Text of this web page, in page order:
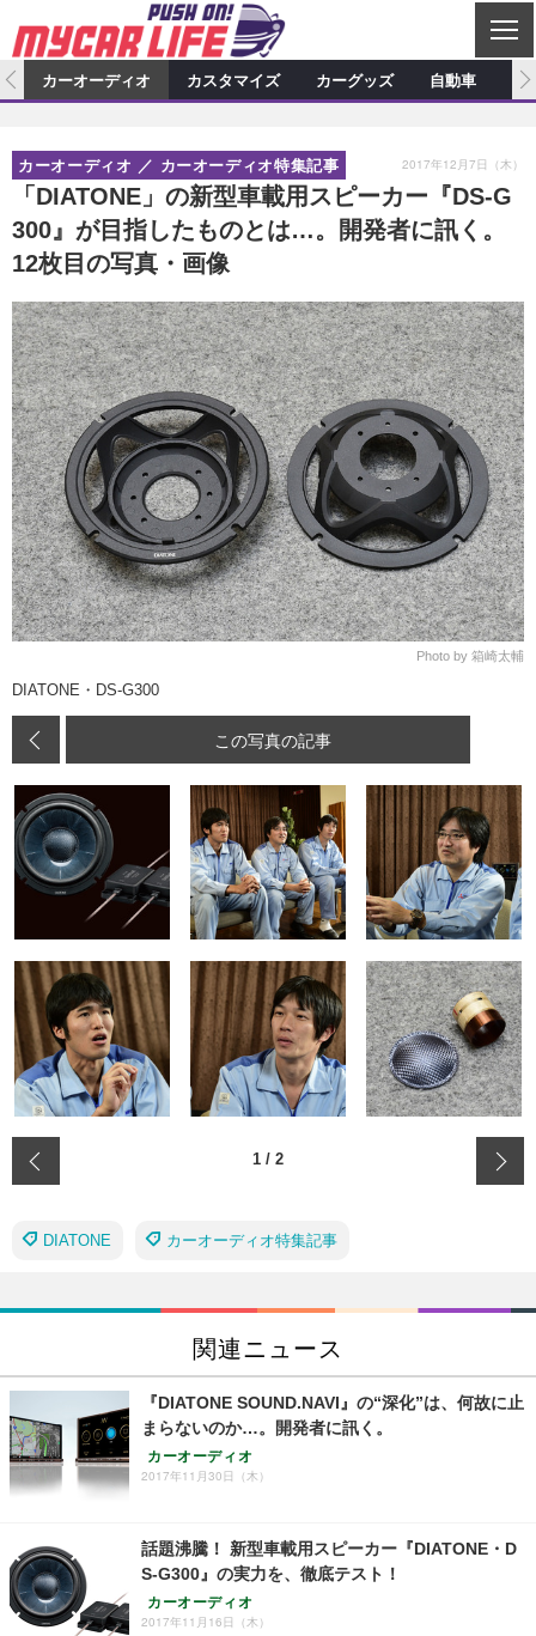
C
L
S
E
カーオーディオ
プロショップ検索 ショップ訪問記
カーオーディオニュース デモカー製作記
その他
カスタマイズ特集記事 カスタマイズ新製品情報
カスタマイズニュース
カーグッズ
カーグッズ特集記事 カーグッズ新製品情報
カーグッズニュース
自動車
スクープ
カーオーディオ カスタマイズ カーグッズ 自動車
「DIATONE」の新型車載用スピーカー『DS-G
300』が目指したものとは…。開発者に訊く。
12枚目の写真・画像
カーオーディオ カーオーディオ特集記事 2017年12月7日（木）
Photo by 箱崎太輔
DIATONE・DS-G300
この写真の記事
1 / 2
DIATONE カーオーディオ特集記事
関連ニュース
『DIATONE SOUND.NAVI』の“深化”は、何故に止
まらないのか…。開発者に訊く。
カーオーディオ
2017年11月30日（木）
話題沸騰！ 新型車載用スピーカー『DIATONE・D
S-G300』の実力を、徹底テスト！
カーオーディオ
2017年11月16日（木）